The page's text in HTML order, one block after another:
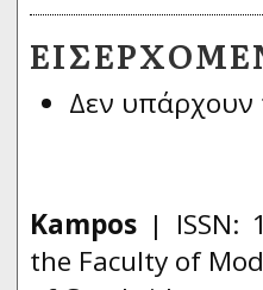
Δεν υπάρχουν
Kampos | ISSN:
the Faculty of